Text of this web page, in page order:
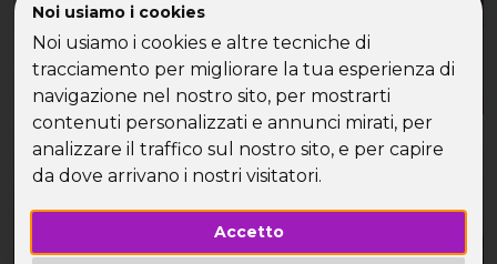
Noi usiamo i cookies
Noi usiamo i cookies e altre tecniche di
tracciamento per migliorare la tua esperienza di
navigazione nel nostro sito, per mostrarti
contenuti personalizzati e annunci mirati, per
analizzare il traffico sul nostro sito, e per capire
da dove arrivano i nostri visitatori.
Accetto
Viaggi di Comitiva con
Speed Vacanze - viaggi
per single